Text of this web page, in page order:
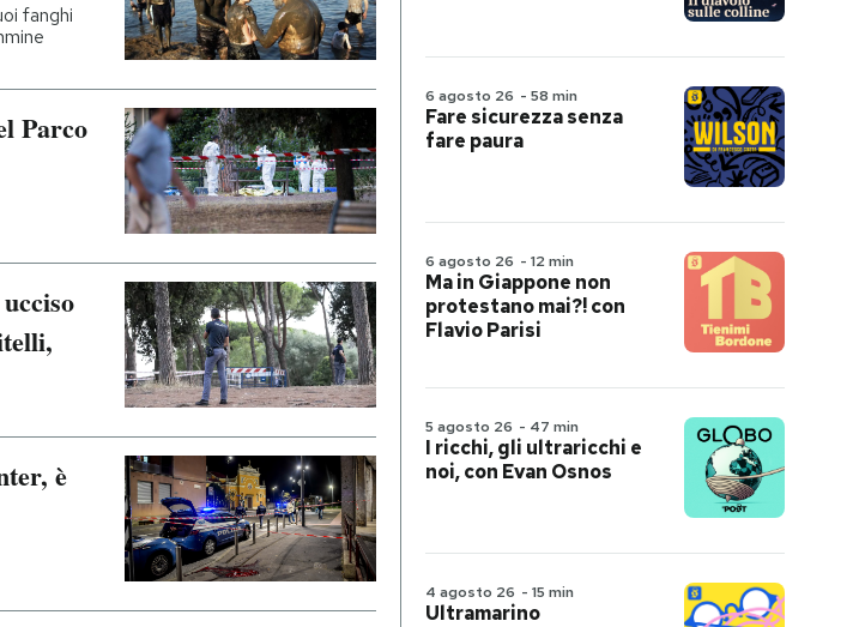
fanghi
Parco
è
6 agosto 26 - 58 min
Fare sicurezza senza
fare paura
6 agosto 26 - 12 min
Ma in Giappone non
protestano mai?! con
Flavio Parisi
5 agosto 26 - 47 min
I ricchi, gli ultraricchi e
noi, con Evan Osnos
4 agosto 26 - 15 min
Ultramarino